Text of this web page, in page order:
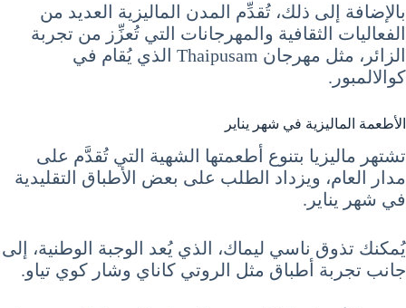
بالإضافة إلى ذلك، تُقدِّم المدن الماليزية العديد من
الفعاليات الثقافية والمهرجانات التي تُعزِّز من تجربة
الزائر، مثل مهرجان Thaipusam الذي يُقام في
كوالالمبور.
الأطعمة الماليزية في شهر يناير
تشتهر ماليزيا بتنوع أطعمتها الشهية التي تُقدَّم على
مدار العام، ويزداد الطلب على بعض الأطباق التقليدية
في شهر يناير.
يُمكنك تذوق ناسي ليماك، الذي يُعد الوجبة الوطنية، إلى
جانب تجربة أطباق مثل الروتي كاناي وشار كوي تياو.